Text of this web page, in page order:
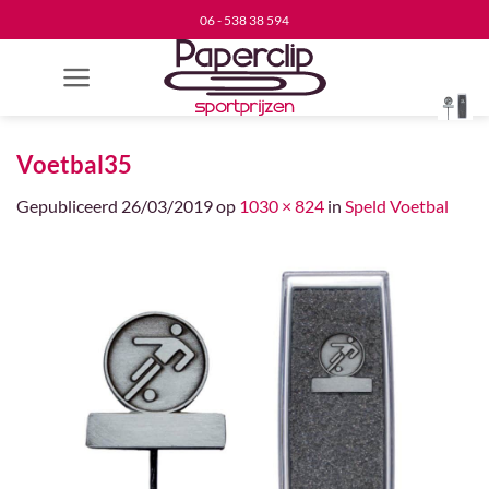
naar
06 - 538 38 594
Voetbal35
Gepubliceerd 26/03/2019op 1030 × 824 in Speld Voetbal